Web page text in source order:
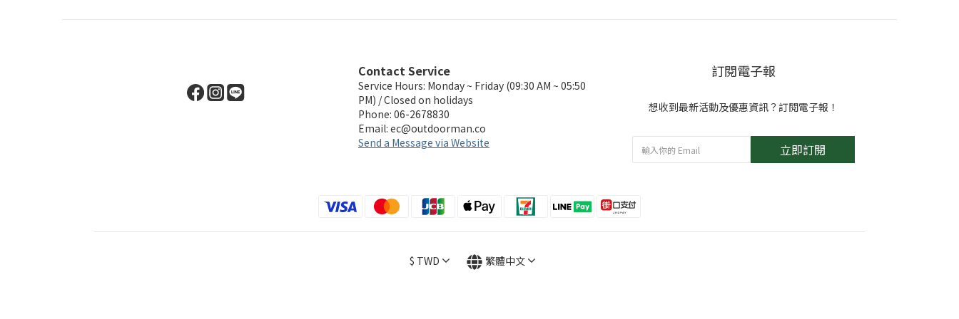
Contact Service
Service Hours: Monday ~ Friday (09:30 AM ~ 05:50
PM) / Closed on holidays
Phone: 06-2678830
Email: ec@outdoorman.co
Send a Message via Website
訂閱電子報
想收到最新活動及優惠資訊？訂閱電子報！
立即訂閱
$ TWD 繁體中文